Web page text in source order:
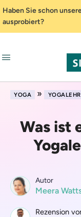
Haben Sie schon
ausprobiert?
YOGA »
Was ist
Autor
Meera
Rezension